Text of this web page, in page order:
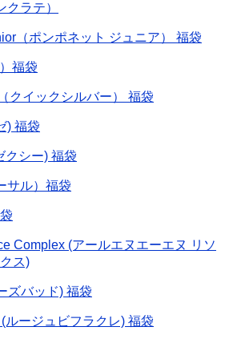
クラテ）
（ポンポネット ジュニア） 福袋
福袋
クイックシルバー） 福袋
) 福袋
クシー) 福袋
サル）福袋
Complex (アールエヌエーエヌ リソ
ス)
ズバッド) 福袋
ルージュビフラクレ) 福袋